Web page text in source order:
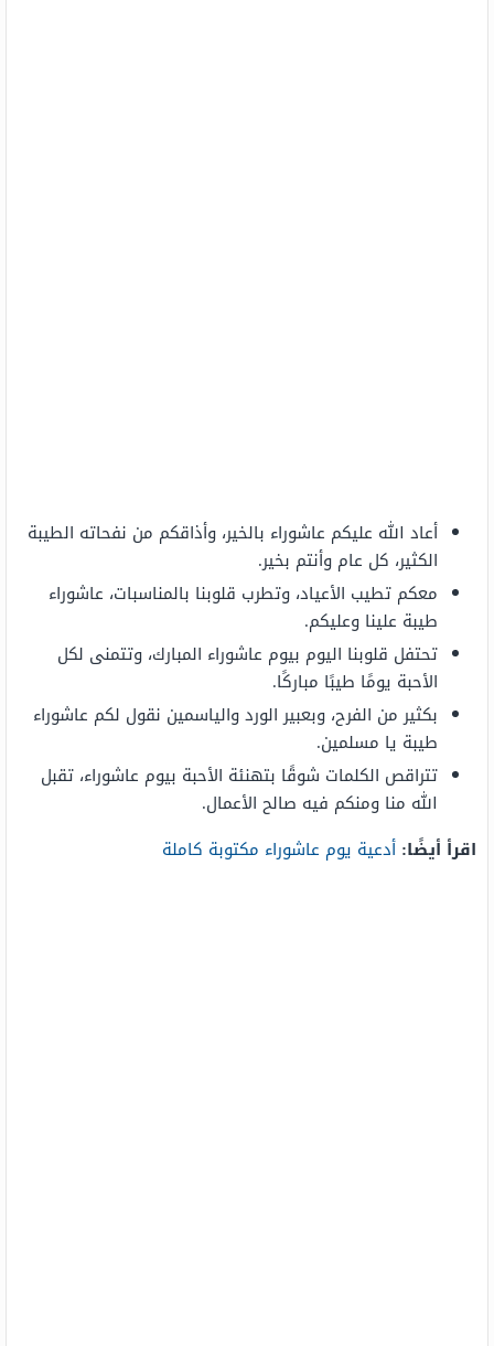
أعاد الله عليكم عاشوراء بالخير، وأذاقكم من نفحاته الطيبة
الكثير، كل عام وأنتم بخير.
معكم تطيب الأعياد، وتطرب قلوبنا بالمناسبات، عاشوراء
طيبة علينا وعليكم.
تحتفل قلوبنا اليوم بيوم عاشوراء المبارك، وتتمنى لكل
الأحبة يومًا طيبًا مباركًا.
بكثير من الفرح، وبعبير الورد والياسمين نقول لكم عاشوراء
طيبة يا مسلمين.
تتراقص الكلمات شوقًا بتهنئة الأحبة بيوم عاشوراء، تقبل
الله منا ومنكم فيه صالح الأعمال.
اقرأ أيضًا: أدعية يوم عاشوراء مكتوبة كاملة